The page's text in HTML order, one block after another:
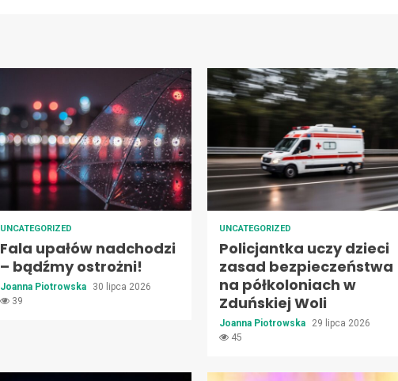
UNCATEGORIZED
Fala upałów nadchodzi
– bądźmy ostrożni!
Joanna Piotrowska
30 lipca 2026
39
UNCATEGORIZED
Policjantka uczy dzieci
zasad bezpieczeństwa
na półkoloniach w
Zduńskiej Woli
Joanna Piotrowska
29 lipca 2026
45